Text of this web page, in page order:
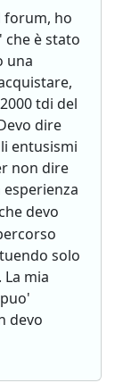
forum, ho
è stato
una
tdi del
dire
entusismi
non dire
che devo
solo
mia
devo